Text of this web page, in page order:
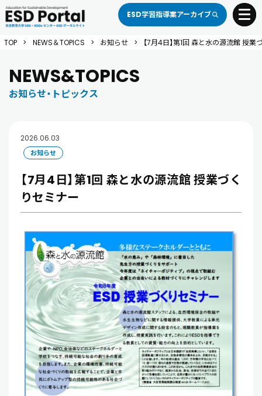
ESD学習指導案アーカイブ toggle
TOP > NEWS＆TOPICS > お知らせ > 【7月4日】第1回 森と水の源流館 授業
NEWS&TOPICS
お知らせ・トピックス
2026.06.03
お知らせ
【7月4日】第1回 森と水の源流館 授業づく
りセミナー